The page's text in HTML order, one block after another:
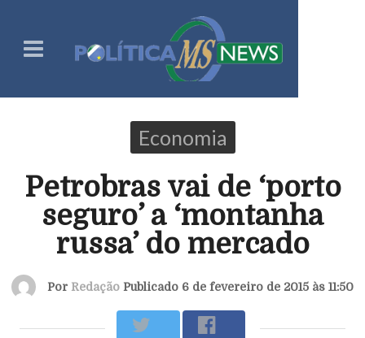
Economia
Petrobras vai de ‘porto
seguro’ a ‘montanha
russa’ do mercado
Por Redação Publicado 6 de fevereiro de 2015 às 11:50